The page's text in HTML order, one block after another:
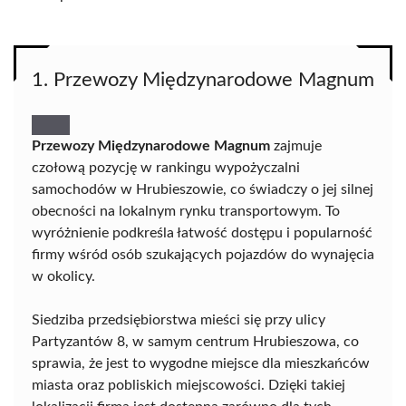
1. Przewozy Międzynarodowe Magnum
Przewozy Międzynarodowe Magnum zajmuje
czołową pozycję w rankingu wypożyczalni
samochodów w Hrubieszowie, co świadczy o jej silnej
obecności na lokalnym rynku transportowym. To
wyróżnienie podkreśla łatwość dostępu i popularność
firmy wśród osób szukających pojazdów do wynajęcia
w okolicy.
Siedziba przedsiębiorstwa mieści się przy ulicy
Partyzantów 8, w samym centrum Hrubieszowa, co
sprawia, że jest to wygodne miejsce dla mieszkańców
miasta oraz pobliskich miejscowości. Dzięki takiej